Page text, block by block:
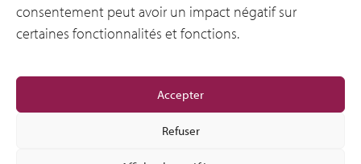
consentement peut avoir un impact négatif sur
certaines fonctionnalités et fonctions.
Accepter
Refuser
General